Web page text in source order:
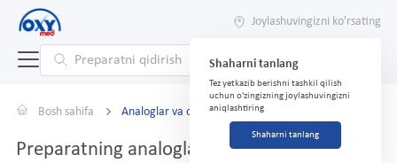
Joylashuvingizni ko'rsating
Shaharni tanlang
Tez yetkazib berishni tashkil qilish
uchun o'zingizning joylashuvingizni
aniqlashtiring
Shaharni tanlang
Bosh sahifa Analoglar va o'rnini bosuvchilar
Preparatning analoglari va o'rnini